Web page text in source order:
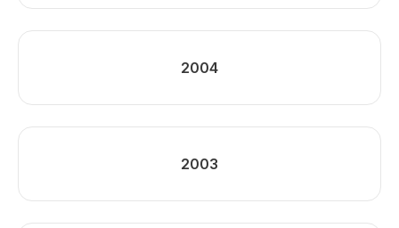
2004
2003